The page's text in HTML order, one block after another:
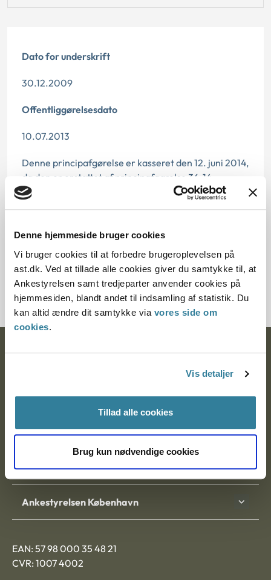
Denne hjemmeside bruger cookies
Vi bruger cookies til at forbedre brugeroplevelsen på
ast.dk. Ved at tillade alle cookies giver du samtykke til, at
Ankestyrelsen samt tredjeparter anvender cookies på
hjemmesiden, blandt andet til indsamling af statistik. Du
kan altid ændre dit samtykke via vores side om
cookies.
Vis detaljer
Tillad alle cookies
Brug kun nødvendige cookies
Dato for underskrift
30.12.2009
Offentliggørelsesdato
10.07.2013
Denne principafgørelse er kasseret den 12. juni 2014,
da den er erstattet af principafgørelse 36-14.
Paragraf
§ 5 § 6
Journalnummer
1217987-08
Ankestyrelsen
Ankestyrelsen Aalborg
Ankestyrelsen København
EAN: 57 98 000 35 48 21
CVR: 1007 4002